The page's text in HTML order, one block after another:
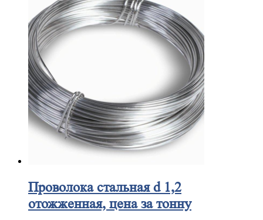
Проволокастальная d 1,2
отожженная, цена за тонну